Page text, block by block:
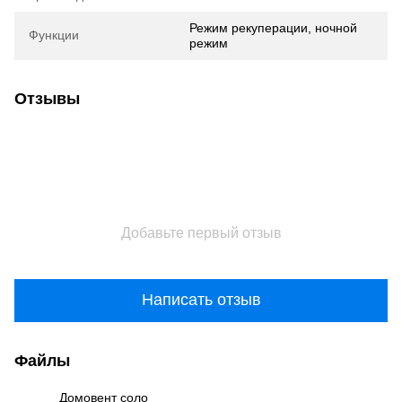
Функции
Режим рекуперации, ночной
режим
Отзывы
Добавьте первый отзыв
Написать отзыв
Файлы
Домовент соло